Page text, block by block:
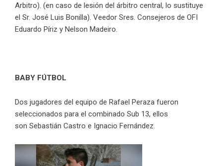
Arbitro). (en caso de lesión del árbitro central, lo sustituye
el Sr. José Luis Bonilla). Veedor Sres. Consejeros de OFI
Eduardo Píriz y Nelson Madeiro.
BABY FÚTBOL
Dos jugadores del equipo de Rafael Peraza fueron
seleccionados para el combinado Sub 13, ellos
son Sebastián Castro e Ignacio Fernández.